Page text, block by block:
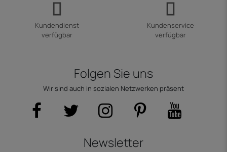
Kundendienst
verfügbar
Kundenservice
verfügbar
Folgen Sie uns
Wir sind auch in sozialen Netzwerken präsent
Newsletter